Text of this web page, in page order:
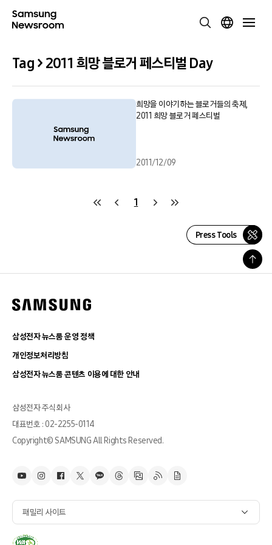
Tag > 2011 희망 블로거 페스티벌 Day
희망을 이야기하는 블로거들의 축제,
2011 희망 블로거 페스티벌
2011/12/09
1
Press Tools
삼성전자 뉴스룸 운영 정책
개인정보처리방침
삼성전자 뉴스룸 콘텐츠 이용에 대한 안내
삼성전자 주식회사
대표번호 : 02-2255-0114
Copyright© SAMSUNG All Rights Reserved.
패밀리 사이트